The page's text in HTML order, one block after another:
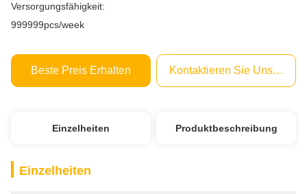
Versorgungsfähigkeit:
999999pcs/week
Beste Preis Erhalten Kontaktieren Sie Uns Jetzt
Einzelheiten Produktbeschreibung
Einzelheiten